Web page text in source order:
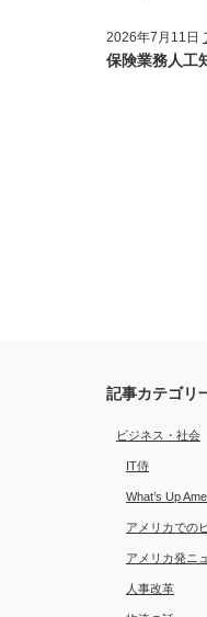
2026年7月11日
保険業務人工
記事カテゴリ
ビジネス・社会
IT侍
What’s Up
アメリカでの
アメリカ発ニ
人事改革